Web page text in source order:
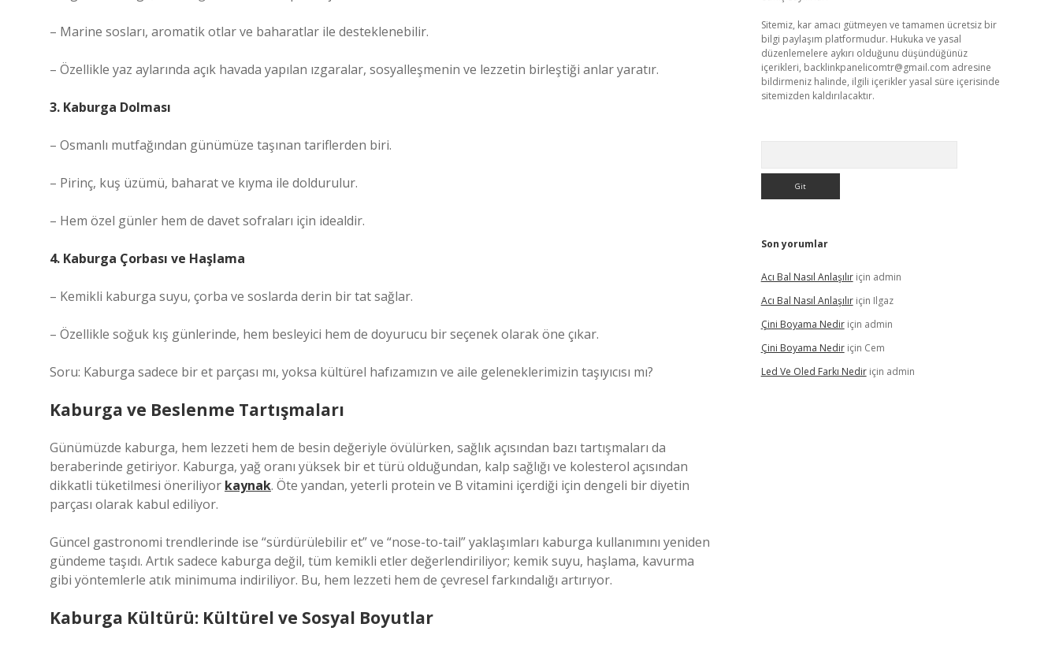
– Marine sosları, aromatik otlar ve baharatlar ile desteklenebilir.
– Özellikle yaz aylarında açık havada yapılan ızgaralar, sosyalleşmenin ve lezzetin birleştiği anlar yaratır.
3. Kaburga Dolması
– Osmanlı mutfağından günümüze taşınan tariflerden biri.
– Pirinç, kuş üzümü, baharat ve kıyma ile doldurulur.
– Hem özel günler hem de davet sofraları için idealdir.
4. Kaburga Çorbası ve Haşlama
– Kemikli kaburga suyu, çorba ve soslarda derin bir tat sağlar.
– Özellikle soğuk kış günlerinde, hem besleyici hem de doyurucu bir seçenek olarak öne çıkar.
Soru: Kaburga sadece bir et parçası mı, yoksa kültürel hafızamızın ve aile geleneklerimizin taşıyıcısı mı?
Kaburga ve Beslenme Tartışmaları
Günümüzde kaburga, hem lezzeti hem de besin değeriyle övülürken, sağlık açısından bazı tartışmaları da
beraberinde getiriyor. Kaburga, yağ oranı yüksek bir et türü olduğundan, kalp sağlığı ve kolesterol açısından
dikkatli tüketilmesi öneriliyor kaynak. Öte yandan, yeterli protein ve B vitamini içerdiği için dengeli bir diyetin
parçası olarak kabul ediliyor.
Güncel gastronomi trendlerinde ise “sürdürülebilir et” ve “nose-to-tail” yaklaşımları kaburga kullanımını yeniden
gündeme taşıdı. Artık sadece kaburga değil, tüm kemikli etler değerlendiriliyor; kemik suyu, haşlama, kavurma
gibi yöntemlerle atık minimuma indiriliyor. Bu, hem lezzeti hem de çevresel farkındalığı artırıyor.
Kaburga Kültürü: Kültürel ve Sosyal Boyutlar
Sitemiz, kar amacı gütmeyen ve tamamen ücretsiz bir
bilgi paylaşım platformudur. Hukuka ve yasal
düzenlemelere aykırı olduğunu düşündüğünüz
içerikleri, backlinkpanelicomtr@gmail.com adresine
bildirmeniz halinde, ilgili içerikler yasal süre içerisinde
sitemizden kaldırılacaktır.
Son yorumlar
Acı Bal Nasıl Anlaşılıriçin admin
Acı Bal Nasıl Anlaşılıriçin Ilgaz
Çini Boyama Nediriçin admin
Çini Boyama Nediriçin Cem
Led Ve Oled Farkı Nediriçin admin